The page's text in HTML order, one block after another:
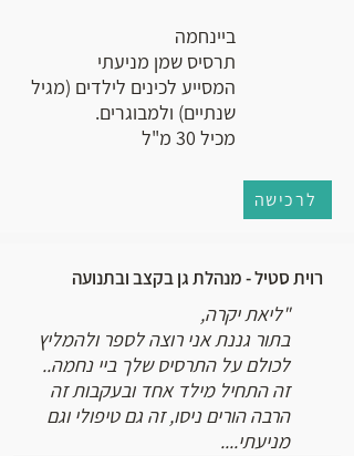
ביינחמה
תרסיס שמן מניעתי
המסייע לכינים לילדים (מגיל
שנתיים) ולמבוגרים.
מכיל 30 מ"ל
לרכישה
רוית סטיל - מנהלת גן בקצב ובתנועה
"ליאת יקרה,
בתור גננת אני רוצה לספר ולהמליץ
לכולם על התרסיס שלך ביי נחמה..
זה התחיל מילד אחד ובעקבות זה
הרבה הורים ניסו, זה גם טיפולי וגם
מניעתי....